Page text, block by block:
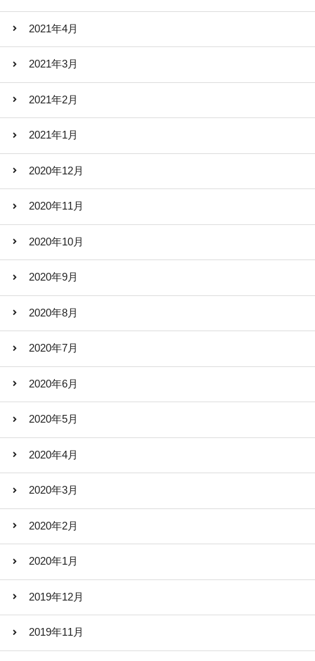
2021年4月
2021年3月
2021年2月
2021年1月
2020年12月
2020年11月
2020年10月
2020年9月
2020年8月
2020年7月
2020年6月
2020年5月
2020年4月
2020年3月
2020年2月
2020年1月
2019年12月
2019年11月